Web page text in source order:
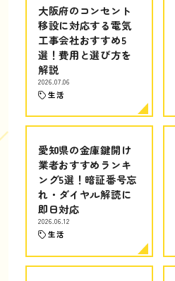
大阪府のコンセント
移設に対応する電気
工事会社おすすめ5
選！費用と選び方を
解説
2026.07.06
生活
愛知県の金庫鍵開け
業者おすすめランキ
ング5選！暗証番号忘
れ・ダイヤル解読に
即日対応
2026.06.12
生活